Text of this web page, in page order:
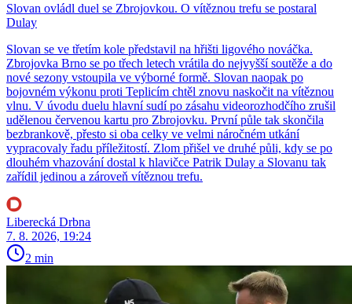
Slovan ovládl duel se Zbrojovkou. O vítěznou trefu se postaral
Dulay
Slovan se ve třetím kole představil na hřišti ligového nováčka.
Zbrojovka Brno se po třech letech vrátila do nejvyšší soutěže a do
nové sezony vstoupila ve výborné formě. Slovan naopak po
bojovném výkonu proti Teplicím chtěl znovu naskočit na vítěznou
vlnu. V úvodu duelu hlavní sudí po zásahu videorozhodčího zrušil
udělenou červenou kartu pro Zbrojovku. První půle tak skončila
bezbrankově, přesto si oba celky ve velmi náročném utkání
vypracovaly řadu příležitostí. Zlom přišel ve druhé půli, kdy se po
dlouhém vhazování dostal k hlavičce Patrik Dulay a Slovanu tak
zařídil jedinou a zároveň vítěznou trefu.
Liberecká Drbna
7. 8. 2026, 19:24
2 min